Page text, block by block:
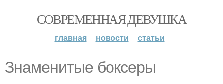
СОВРЕМЕННАЯ ДЕВУШКА
главная новости статьи
Знаменитые боксеры